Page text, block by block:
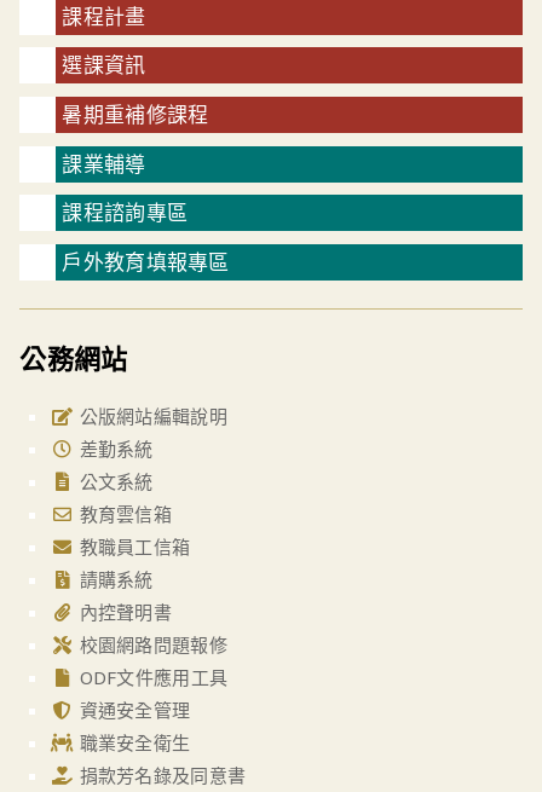
課程計畫
選課資訊
暑期重補修課程
課業輔導
課程諮詢專區
戶外教育填報專區
公務網站
公版網站編輯說明
差勤系統
公文系統
教育雲信箱
教職員工信箱
請購系統
內控聲明書
校園網路問題報修
ODF文件應用工具
資通安全管理
職業安全衛生
捐款芳名錄及同意書